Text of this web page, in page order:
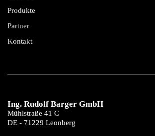
Produkte
Partner
Kontakt
Ing. Rudolf Barger GmbH
Mühlstraße 41 C
DE - 71229 Leonberg